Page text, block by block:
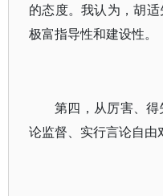
的态度。我认为，胡
极富指导性和建设性。
第四，从厉害、
论监督、实行言论自由